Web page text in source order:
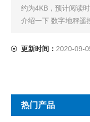
约为4KB，预计阅读
介绍一下 数字地秤遥
何东西，采用无线发
更新时间： 2020-09-05
热门产品